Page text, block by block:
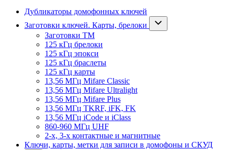
Дубликаторы домофонных ключей
Заготовки ключей. Карты, брелоки
Заготовки ТМ
125 кГц брелоки
125 кГц эпокси
125 кГц браслеты
125 кГц карты
13,56 МГц Mifare Classic
13,56 МГц Mifare Ultralight
13,56 МГц Mifare Plus
13,56 МГц TKRF, iFK, FK
13,56 МГц iCode и iClass
860-960 МГц UHF
2-х, 3-х контактные и магнитные
Ключи, карты, метки для записи в домофоны и СКУД